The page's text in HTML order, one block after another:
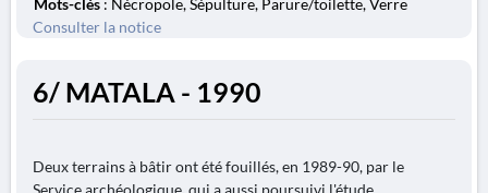
Mots-clés : Nécropole, Sépulture, Parure/toilette, Verre
Consulter la notice
6/ MATALA - 1990
Deux terrains à bâtir ont été fouillés, en 1989-90, par le
Service archéologique, qui a aussi poursuivi l'étude